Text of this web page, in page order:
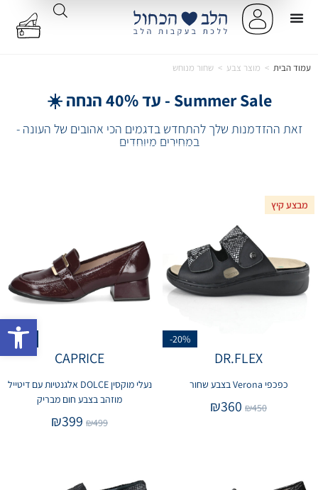
עמוד הבית > מוצר צבע > שחור מנוחש
Summer Sale - עד 40% הנחה ☀️
זאת ההזדמנות שלך להתחדש בדגמים הכי אהובים של העונה -
במחירים מיוחדים
מבצע קיץ
-20%
DR.FLEX
כפכפי Verona בצבע שחור
₪450
₪360
-20%
CAPRICE
נעלי מוקסין DOLCE אלגנטיות עם דיטייל
מוזהב בצבע חום מבריק
₪499
₪399